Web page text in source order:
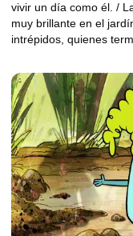
vivir un día como él. / Las humanas de la casa instalan una luz
muy brillante en el
intrépidos, quienes